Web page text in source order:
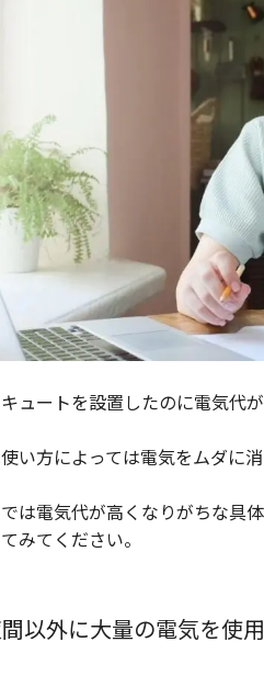
ュートを設置したのに電気代
い方によっては電気をムダに
は電気代が高くなりがちな具
みてください。
以外に大量の電気を使